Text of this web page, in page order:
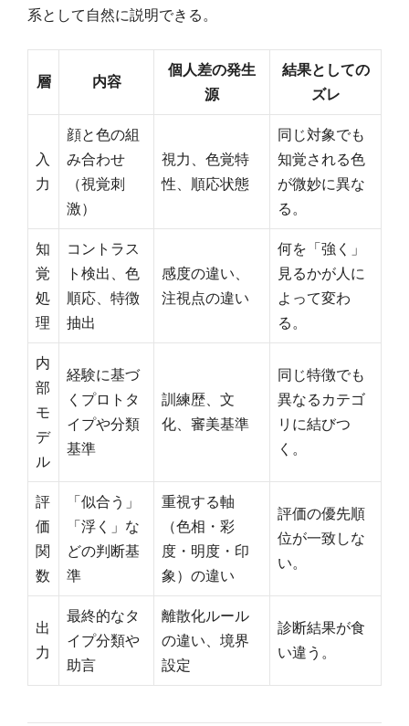
系として自然に説明できる。
層 内容
個人差の発生
源
結果としての
ズレ
入
力
顔と色の組
み合わせ
（視覚刺
激）
視力、色覚特
性、順応状態
同じ対象でも
知覚される色
が微妙に異な
る。
知
覚
処
理
コントラス
ト検出、色
順応、特徴
抽出
感度の違い、
注視点の違い
何を「強く」
見るかが人に
よって変わ
る。
内
部
モ
デ
ル
経験に基づ
くプロトタ
イプや分類
基準
訓練歴、文
化、審美基準
同じ特徴でも
異なるカテゴ
リに結びつ
く。
評
価
関
数
「似合う」
「浮く」な
どの判断基
準
重視する軸
（色相・彩
度・明度・印
象）の違い
評価の優先順
位が一致しな
い。
出
力
最終的なタ
イプ分類や
助言
離散化ルール
の違い、境界
設定
診断結果が食
い違う。